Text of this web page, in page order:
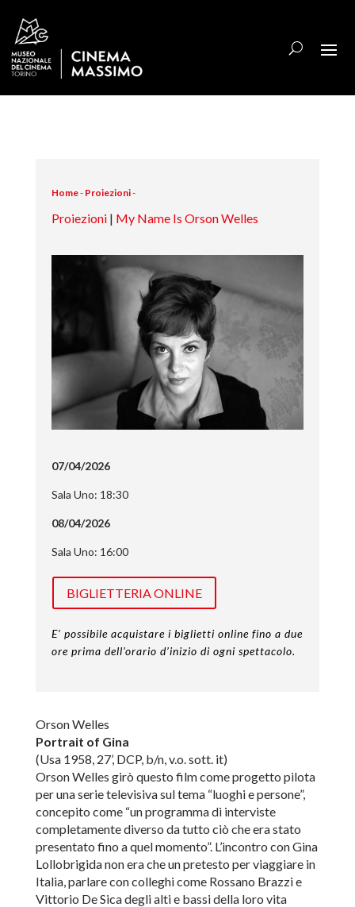
Home- Proiezioni-
Proiezioni| My Name Is Orson Welles
07/04/2026
Sala Uno: 18:30
08/04/2026
Sala Uno: 16:00
BIGLIETTERIA ONLINE
E’ possibile acquistare i biglietti online fino a due
ore prima dell’orario d’inizio di ogni spettacolo.
Orson Welles
Portrait of Gina
(Usa 1958, 27’, DCP, b/n, v.o. sott. it)
Orson Welles girò questo film come progetto pilota
per una serie televisiva sul tema “luoghi e persone”,
concepito come “un programma di interviste
completamente diverso da tutto ciò che era stato
presentato fino a quel momento”. L’incontro con Gina
Lollobrigida non era che un pretesto per viaggiare in
Italia, parlare con colleghi come Rossano Brazzi e
Vittorio De Sica degli alti e bassi della loro vita